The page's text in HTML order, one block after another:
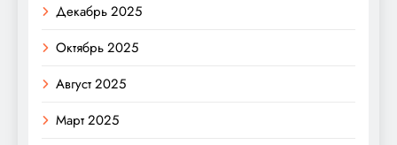
Декабрь 2025
Октябрь 2025
Август 2025
Март 2025